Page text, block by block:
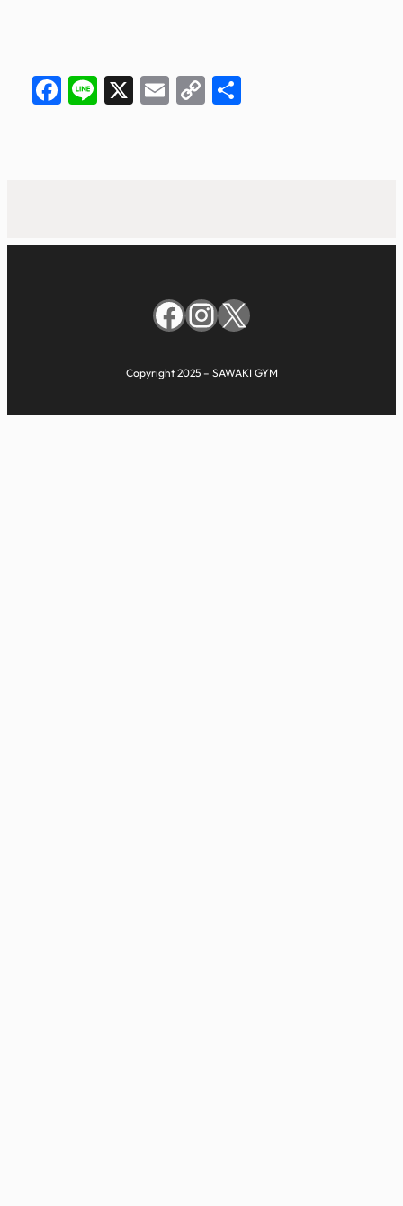
Facebook
Line
X EmailCopy
Facebook
Instagram
X
Copyright 2025 – SAWAKI GYM